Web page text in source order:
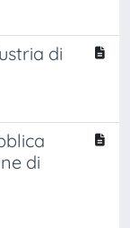
di
di